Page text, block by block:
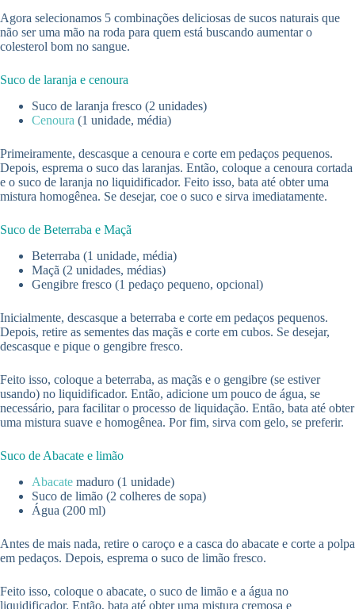
Agora selecionamos 5 combinações deliciosas de sucos naturais que
não ser uma mão na roda para quem está buscando aumentar o
colesterol bom no sangue.
Suco de laranja e cenoura
Suco de laranja fresco (2 unidades)
Cenoura (1 unidade, média)
Primeiramente, descasque a cenoura e corte em pedaços pequenos.
Depois, esprema o suco das laranjas. Então, coloque a cenoura cortada
e o suco de laranja no liquidificador. Feito isso, bata até obter uma
mistura homogênea. Se desejar, coe o suco e sirva imediatamente.
Suco de Beterraba e Maçã
Beterraba (1 unidade, média)
Maçã (2 unidades, médias)
Gengibre fresco (1 pedaço pequeno, opcional)
Inicialmente, descasque a beterraba e corte em pedaços pequenos.
Depois, retire as sementes das maçãs e corte em cubos. Se desejar,
descasque e pique o gengibre fresco.
Feito isso, coloque a beterraba, as maçãs e o gengibre (se estiver
usando) no liquidificador. Então, adicione um pouco de água, se
necessário, para facilitar o processo de liquidação. Então, bata até obter
uma mistura suave e homogênea. Por fim, sirva com gelo, se preferir.
Suco de Abacate e limão
Abacate maduro (1 unidade)
Suco de limão (2 colheres de sopa)
Água (200 ml)
Antes de mais nada, retire o caroço e a casca do abacate e corte a polpa
em pedaços. Depois, esprema o suco de limão fresco.
Feito isso, coloque o abacate, o suco de limão e a água no
liquidificador. Então, bata até obter uma mistura cremosa e